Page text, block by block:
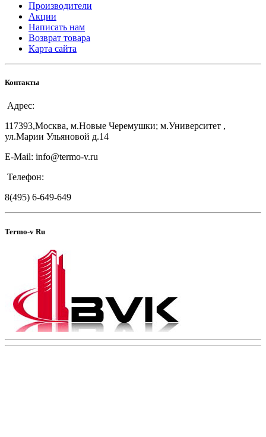
Производители
Акции
Написать нам
Возврат товара
Карта сайта
Контакты
Адрес:
117393,Москва, м.Новые Черемушки; м.Университет ,
ул.Марии Ульяновой д.14
E-Mail: info@termo-v.ru
Телефон:
8(495) 6-649-649
Termo-v Ru